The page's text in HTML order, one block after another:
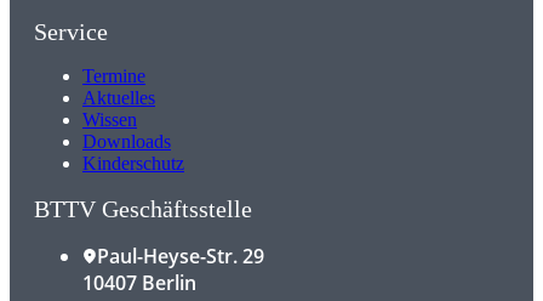
Service
Termine
Aktuelles
Wissen
Downloads
Kinderschutz
BTTV Geschäftsstelle
Paul-Heyse-Str. 29
10407 Berlin